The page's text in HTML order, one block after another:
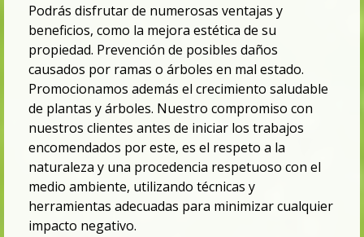
Podrás disfrutar de numerosas ventajas y
beneficios, como la mejora estética de su
propiedad. Prevención de posibles daños
causados por ramas o árboles en mal estado.
Promocionamos además el crecimiento saludable
de plantas y árboles. Nuestro compromiso con
nuestros clientes antes de iniciar los trabajos
encomendados por este, es el respeto a la
naturaleza y una procedencia respetuoso con el
medio ambiente, utilizando técnicas y
herramientas adecuadas para minimizar cualquier
impacto negativo.